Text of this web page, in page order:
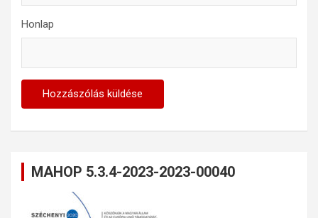
Honlap
MAHOP 5.3.4-2023-2023-00040